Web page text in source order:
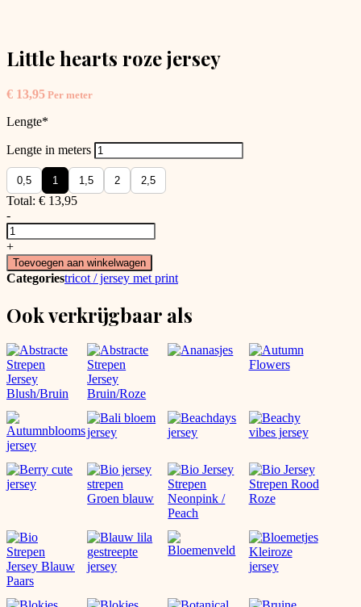
Little hearts roze jersey
€ 13,95 Per meter
Lengte*
Lengte in meters
0,5 1 1,5 2 2,5
Total: € 13,95
-
Little
hearts
roze
jersey
aantal
+
Toevoegen aan winkelwagen
Categoriestricot / jersey met print
Ook verkrijgbaar als